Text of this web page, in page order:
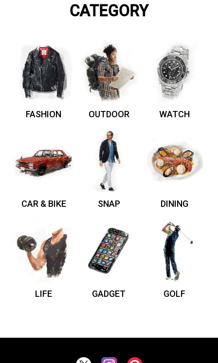
CATEGORY
FASHION OUTDOOR WATCH
CAR & BIKE SNAP DINING
LIFE GADGET GOLF